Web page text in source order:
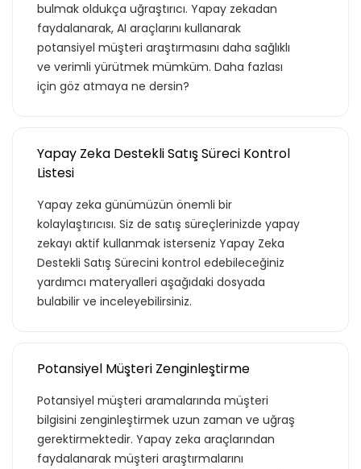
bulmak oldukça uğraştırıcı. Yapay zekadan
faydalanarak, AI araçlarını kullanarak
potansiyel müşteri araştırmasını daha sağlıklı
ve verimli yürütmek mümküm. Daha fazlası
için göz atmaya ne dersin?
Yapay Zeka Destekli Satış Süreci Kontrol
Listesi
Yapay zeka günümüzün önemli bir
kolaylaştırıcısı. Siz de satış süreçlerinizde yapay
zekayı aktif kullanmak isterseniz Yapay Zeka
Destekli Satış Sürecini kontrol edebileceğiniz
yardımcı materyalleri aşağıdaki dosyada
bulabilir ve inceleyebilirsiniz.
Potansiyel Müşteri Zenginleştirme
Potansiyel müşteri aramalarında müşteri
bilgisini zenginleştirmek uzun zaman ve uğraş
gerektirmektedir. Yapay zeka araçlarından
faydalanarak müşteri araştırmalarını